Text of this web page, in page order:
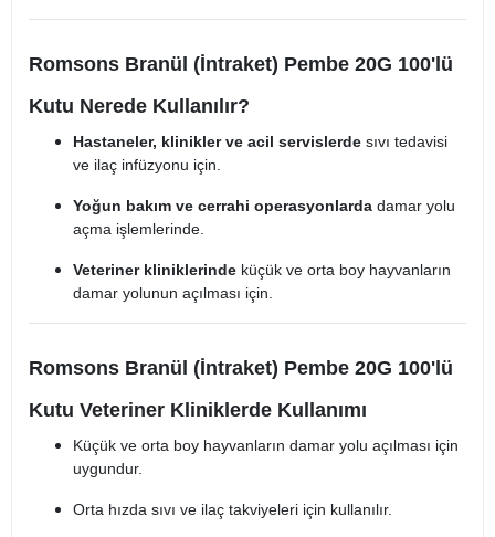
Romsons Branül (İntraket) Pembe 20G 100'lü
Kutu Nerede Kullanılır?
Hastaneler, klinikler ve acil servislerde sıvı tedavisi
ve ilaç infüzyonu için.
Yoğun bakım ve cerrahi operasyonlarda damar yolu
açma işlemlerinde.
Veteriner kliniklerinde küçük ve orta boy hayvanların
damar yolunun açılması için.
Romsons Branül (İntraket) Pembe 20G 100'lü
Kutu Veteriner Kliniklerde Kullanımı
Küçük ve orta boy hayvanların damar yolu açılması için
uygundur.
Orta hızda sıvı ve ilaç takviyeleri için kullanılır.